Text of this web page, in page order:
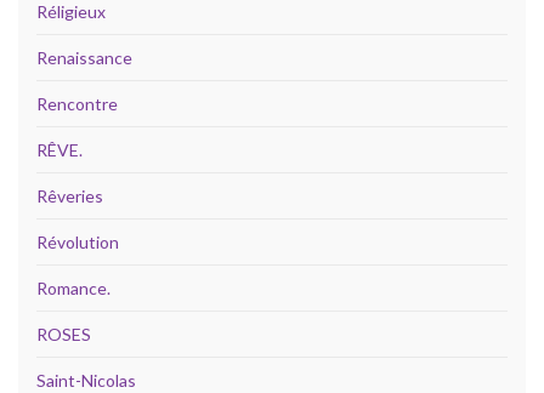
Réligieux
Renaissance
Rencontre
RÊVE.
Rêveries
Révolution
Romance.
ROSES
Saint-Nicolas